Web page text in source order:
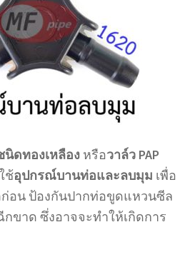
นิดทองเหลืองหรือวาล์ว PAP
ช้อุปกรณ์บานท่อและลบมุม เพื่อ
อน ป้องกันปากท่อขูดแหวนซีล
ขาด ซึ่งอาจจะทำให้เกิดการ